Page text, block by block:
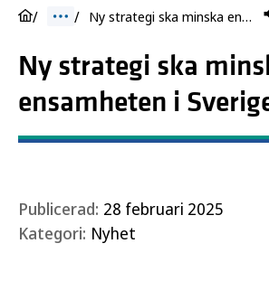
Ny strategi ska minska ensamheten i Sverige
Ny strategi ska
ensamheten i
Publicerad: 28 februari 2025
Kategori: Nyhet